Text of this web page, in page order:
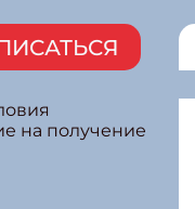
на получение